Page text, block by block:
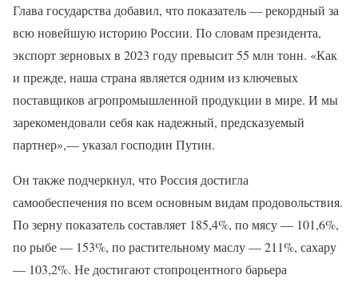
Глава государства добавил, что показатель — рекордный за
всю новейшую историю России. По словам президента,
экспорт зерновых в 2023 году превысит 55 млн тонн. «Как
и прежде, наша страна является одним из ключевых
поставщиков агропромышленной продукции в мире. И мы
зарекомендовали себя как надежный, предсказуемый
партнер»,— указал господин Путин.
Он также подчеркнул, что Россия достигла
самообеспечения по всем основным видам продовольствия.
По зерну показатель составляет 185,4%, по мясу — 101,6%,
по рыбе — 153%, по растительному маслу — 211%, сахару
— 103,2%. Не достигают стопроцентного барьера